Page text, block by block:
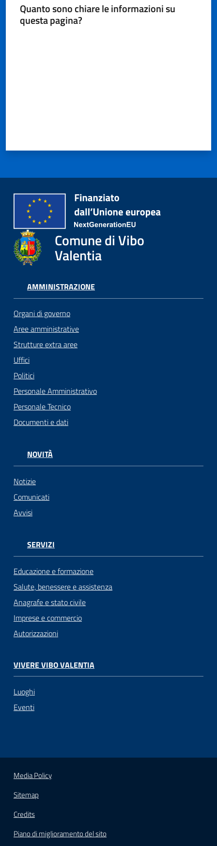
Quanto sono chiare le informazioni su
questa pagina?
Comune di Vibo
Valentia
AMMINISTRAZIONE
Organi di governo
Aree amministrative
Strutture extra aree
Uffici
Politici
Personale Amministrativo
Personale Tecnico
Documenti e dati
NOVITÀ
Notizie
Comunicati
Avvisi
SERVIZI
Educazione e formazione
Salute, benessere e assistenza
Anagrafe e stato civile
Imprese e commercio
Autorizzazioni
VIVERE VIBO VALENTIA
Luoghi
Eventi
Media Policy
Sitemap
Credits
Piano di miglioramento del sito